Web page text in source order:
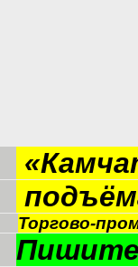
Торгово-
Пишите